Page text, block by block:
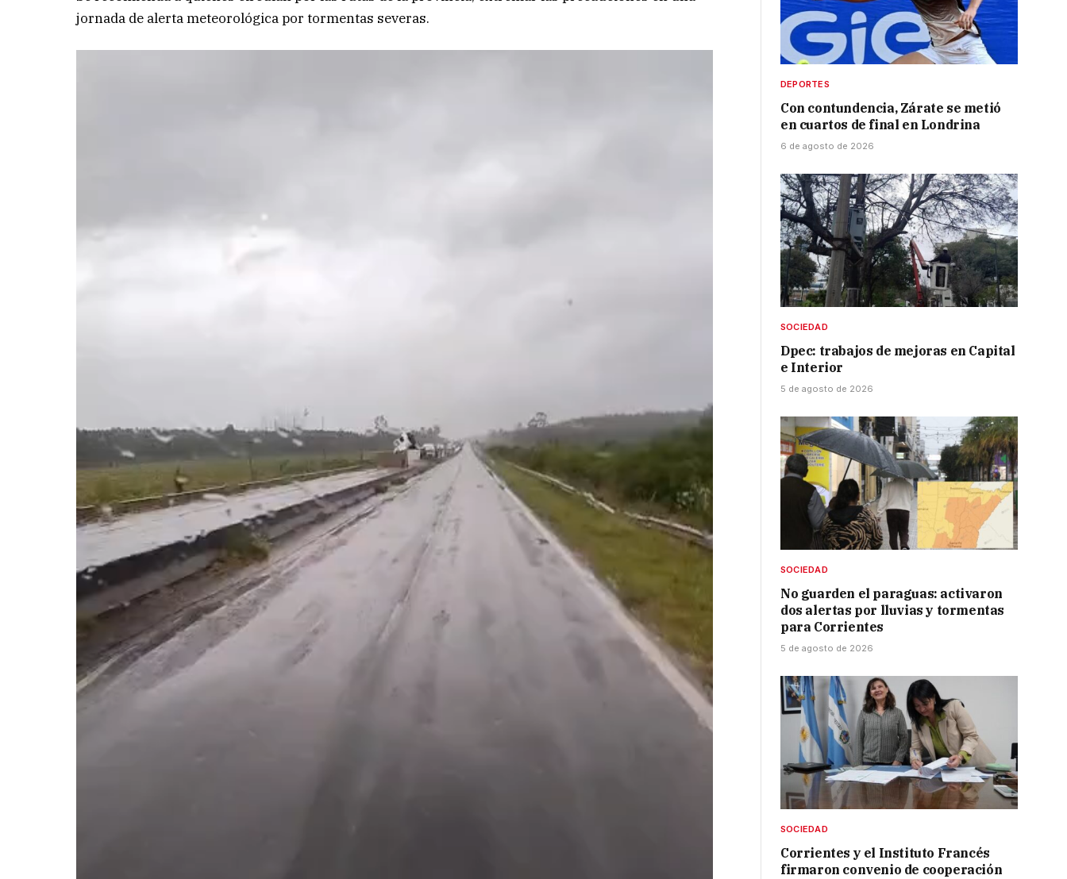
jornada de alerta meteorológica por tormentas severas.
DEPORTES
Con contundencia, Zárate se metió
en cuartos de final en Londrina
6 de agosto de 2026
SOCIEDAD
Dpec: trabajos de mejoras en Capital
e Interior
5 de agosto de 2026
SOCIEDAD
No guarden el paraguas: activaron
dos alertas por lluvias y tormentas
para Corrientes
5 de agosto de 2026
SOCIEDAD
Corrientes y el Instituto Francés
firmaron convenio de cooperación